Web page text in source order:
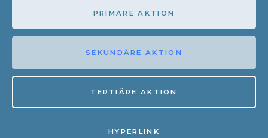
PRIMÄRE AKTION
SEKUNDÄRE AKTION
TERTIÄRE AKTION
HYPERLINK